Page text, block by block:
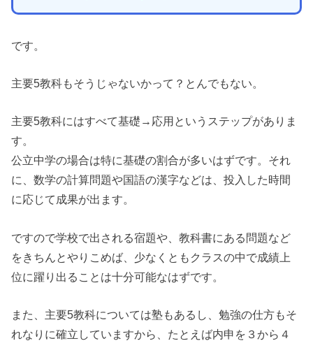
です。
主要5教科もそうじゃないかって？とんでもない。
主要5教科にはすべて基礎→応用というステップがありま
す。
公立中学の場合は特に基礎の割合が多いはずです。それ
に、数学の計算問題や国語の漢字などは、投入した時間
に応じて成果が出ます。
ですので学校で出される宿題や、教科書にある問題など
をきちんとやりこめば、少なくともクラスの中で成績上
位に躍り出ることは十分可能なはずです。
また、主要5教科については塾もあるし、勉強の仕方もそ
れなりに確立していますから、たとえば内申を３から４